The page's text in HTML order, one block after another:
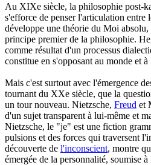
Au XIXe siècle, la philosophie post-
s'efforce de penser l'articulation
développe une théorie du Moi absolu,
principe premier de la philosophie.
comme résultat d'un processus
constitue en s'opposant au monde et à
Mais c'est surtout avec l'émergence
tournant du XXe siècle, que la
un tour nouveau. Nietzsche, Freud et
d'un sujet transparent à lui-même et
Nietzsche, le "je" est une fiction
pulsions et des forces qui traversent
découverte de l'inconscient, montre
émergée de la personnalité, soumise